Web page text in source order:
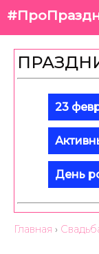
23
День
Главная ›